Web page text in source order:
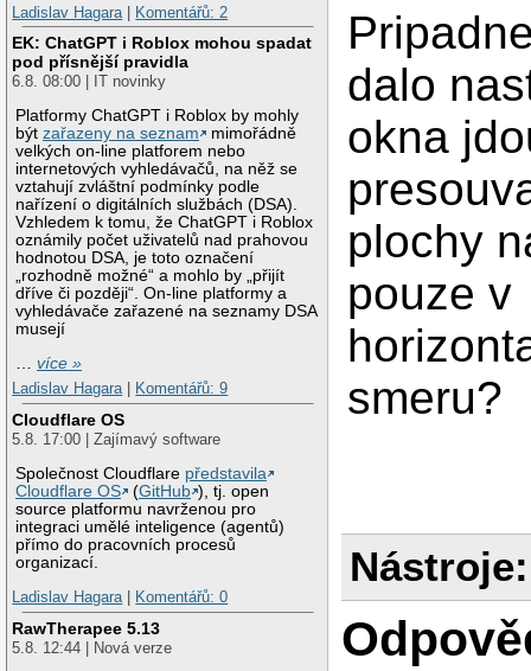
Ladislav Hagara
Komentářů: 2
EK: ChatGPT i Roblox mohou spadat
pod přísnější pravidla
6.8. 08:00 | IT novinky
Platformy ChatGPT i Roblox by mohly
býtzařazeny na seznam
mimořádně
velkých on-line platforem nebo
internetových vyhledávačů, na něž se
vztahují zvláštní podmínky podle
nařízení o digitálních službách (DSA).
Vzhledem k tomu, že ChatGPT i Roblox
oznámily počet uživatelů nad prahovou
hodnotou DSA, je toto označení
„rozhodně možné“ a mohlo by „přijít
dříve či později“. On-line platformy a
vyhledávače zařazené na seznamy DSA
musejí
…více »
Ladislav Hagara| Komentářů: 9
Cloudflare OS
5.8. 17:00 | Zajímavý software
Společnost Cloudflare představila
Cloudflare OS
(GitHub ), tj. open
source platformu navrženou pro
integraci umělé inteligence (agentů)
přímo do pracovních procesů
organizací.
Ladislav Hagara| Komentářů: 0
RawTherapee 5.13
5.8. 12:44 | Nová verze
dalo
okna
plochy
pouze v
smeru?
Nástroje: